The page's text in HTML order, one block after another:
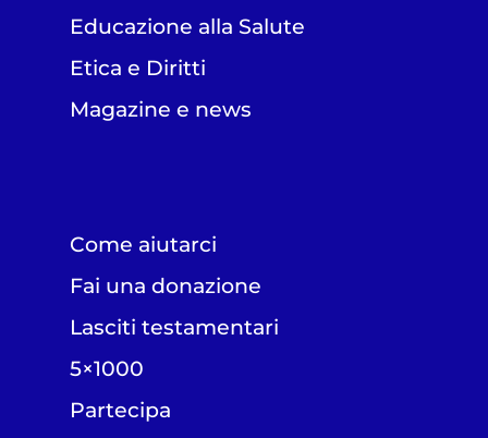
Educazione alla Salute
Etica e Diritti
Magazine e news
Come aiutarci
Fai una donazione
Lasciti testamentari
5×1000
Partecipa